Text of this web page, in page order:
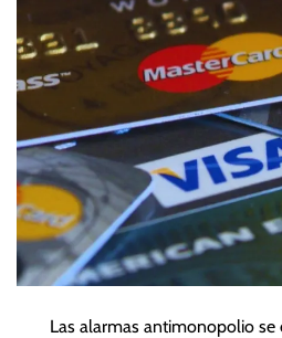
Las alarmas antimonopolio